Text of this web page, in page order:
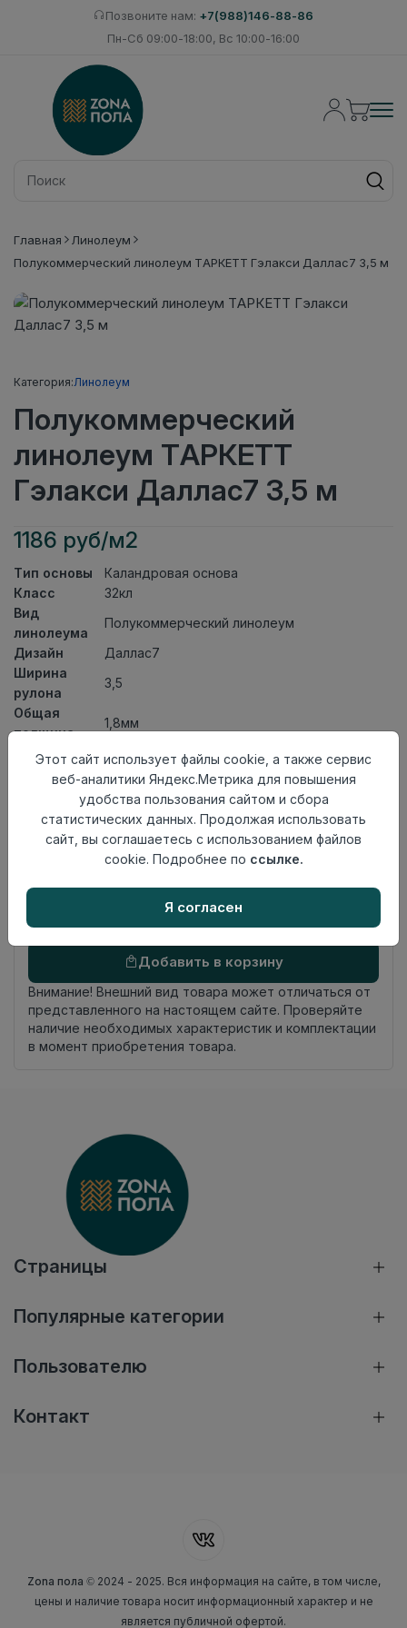
Позвоните нам: +7(988)146-88-86
Пн-Сб 09:00-18:00, Вс 10:00-16:00
Главная
Линолеум
Полукоммерческий линолеум ТАРКЕТТ Гэлакси Даллас7 3,5 м
Категория:Линолеум
Полукоммерческий
линолеум ТАРКЕТТ
Гэлакси Даллас7 3,5 м
1186 руб/м2
Тип основы
Каландровая основа
Класс
32кл
Вид
линолеума
Полукоммерческий линолеум
Дизайн
Даллас7
Ширина
рулона
3,5
Общая
толщина
1,8мм
Толщина
защитного
0,40мм
Страна
Россия
Осталось3.55 пог. м
Добавить в корзину
Внимание! Внешний вид товара может отличаться от
представленного на настоящем сайте. Проверяйте
наличие необходимых характеристик и комплектации
в момент приобретения товара.
Страницы
Популярные категории
Пользователю
Контакт
Zona пола © 2024 - 2025. Вся информация на сайте, в том числе,
цены и наличие товара носит информационный характер и не
является публичной офертой.
Этот сайт использует файлы cookie, а также сервис
веб-аналитики Яндекс.Метрика для повышения
удобства пользования сайтом и сбора
статистических данных. Продолжая использовать
сайт, вы соглашаетесь с использованием файлов
cookie. Подробнее по ссылке.
Я согласен